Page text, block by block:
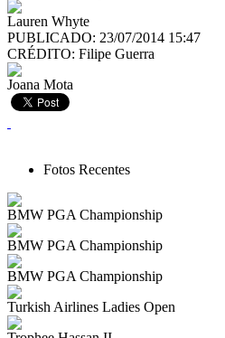
Lauren Whyte
PUBLICADO: 23/07/2014 15:47
CRÉDITO: Filipe Guerra
Joana Mota
Fotos Recentes
BMW PGA Championship
BMW PGA Championship
BMW PGA Championship
Turkish Airlines Ladies Open